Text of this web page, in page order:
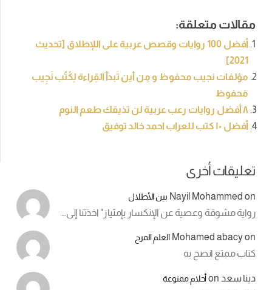
مقالات متعلقة:
أفضل 100 روايات وقصص عربية على اللإطلاق [تحديث
2021]
مؤلفات نجيب محفوظ و مِن أين تَبدأ القِراءة لِكُتُب نَجِيب
مَحفوظ
٨ أفضل روايات رعب عربية لن تذيقك طعم النوم
أفضل ١٠ كتب للعراب احمد خالد توفيق
تعليقات أخرى
Nayil Mohammed on بين الأطلال
رواية مشوقة وعصية عن الإنكسار بإمتياز" اخذتنا إلى…
Mohamed abacyon العلم المرح
كتاب ممتع انصح به
دينا سعد onأحلام ممنوعة